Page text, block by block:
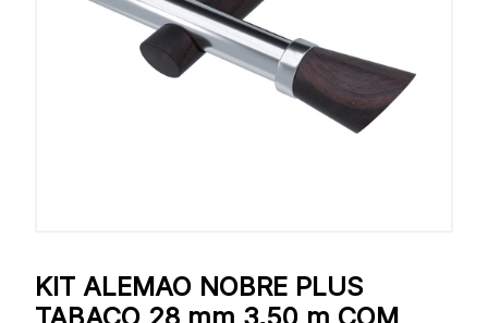
KIT ALEMAO NOBRE PLUS